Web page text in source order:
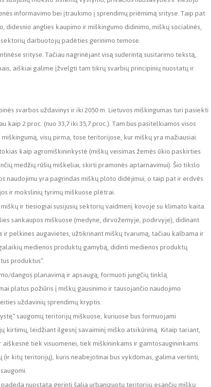
informavimo bei įtraukimo į sprendimų priėmimą srityse. Taip pat
anglies kaupimo ir miškingumo didinimo, miškų socialinės,
darbuotojų padėties gerinimo temose.
srityse. Tačiau nagrinėjant visą suderintą susitarimo tekstą,
aiškiai galime įžvelgti tam tikrų svarbių principinių nuostatų ir
svarbos uždavinys ir iki 2050 m. Lietuvos miškingumas turi pasiekti
kaip 2 proc. (nuo 33,7 iki 35,7 proc.). Tam bus pasitelkiamos visos
visų pirma, tose teritorijose, kur miškų yra mažiausiai.
kaip agromiškininkystė (miškų veisimas žemės ūkio paskirties
medžių rūšių miškeliai, skirti pramonės aptarnavimui). Šio tikslo
yra pagrindas miškų ploto didėjimui, o taip pat ir erdvės
ir mokslinių tyrimų miškuose plėtrai.
ir tiesiogiai susijusių sektorių vaidmenį kovoje su klimato kaita.
sankaupos miškuose (medyne, dirvožemyje, podirvyje), didinant
pelkines augavietes, užtikrinant miškų tvarumą, tačiau kalbama ir
medienos produktų gamybą, didinti medienos produktų
produktus“.
dangos planavimą ir apsaugą, formuoti jungčių tinklą
platus požiūris į miškų gausinimo ir tausojančio naudojimo
uždavinių sprendimų kryptis.
saugomų teritorijų miškuose, kuriuose bus formuojami
leidžiant ilgesnį savaiminį miško atsikūrimą. Kitaip tariant,
tiek visuomenei, tiek miškininkams ir gamtosaugininkams.
kitų teritorijų), kuris neabejotinai bus vykdomas, galima vertinti,